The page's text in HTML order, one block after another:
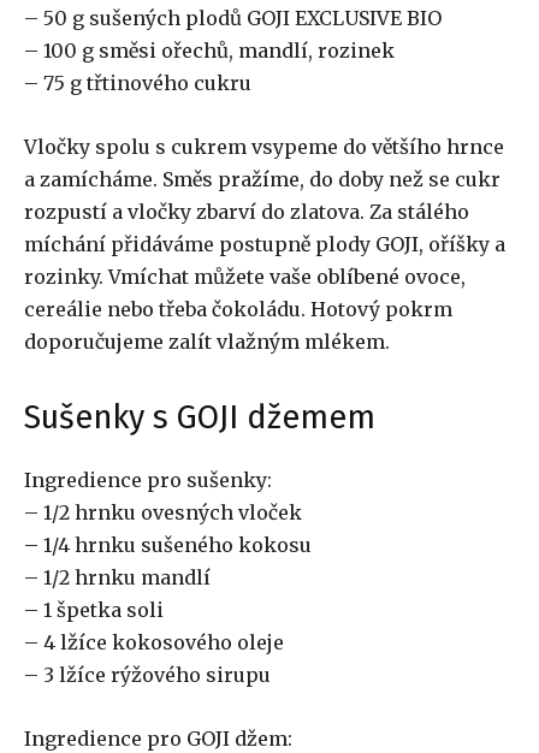
– 50 g sušených plodů GOJI EXCLUSIVE BIO
– 100 g směsi ořechů, mandlí, rozinek
– 75 g třtinového cukru
Vločky spolu s cukrem vsypeme do většího hrnce
a zamícháme. Směs pražíme, do doby než se cukr
rozpustí a vločky zbarví do zlatova. Za stálého
míchání přidáváme postupně plody GOJI, oříšky a
rozinky. Vmíchat můžete vaše oblíbené ovoce,
cereálie nebo třeba čokoládu. Hotový pokrm
doporučujeme zalít vlažným mlékem.
Sušenky s GOJI džemem
Ingredience pro sušenky:
– 1/2 hrnku ovesných vloček
– 1/4 hrnku sušeného kokosu
– 1/2 hrnku mandlí
– 1 špetka soli
– 4 lžíce kokosového oleje
– 3 lžíce rýžového sirupu
Ingredience pro GOJI džem: